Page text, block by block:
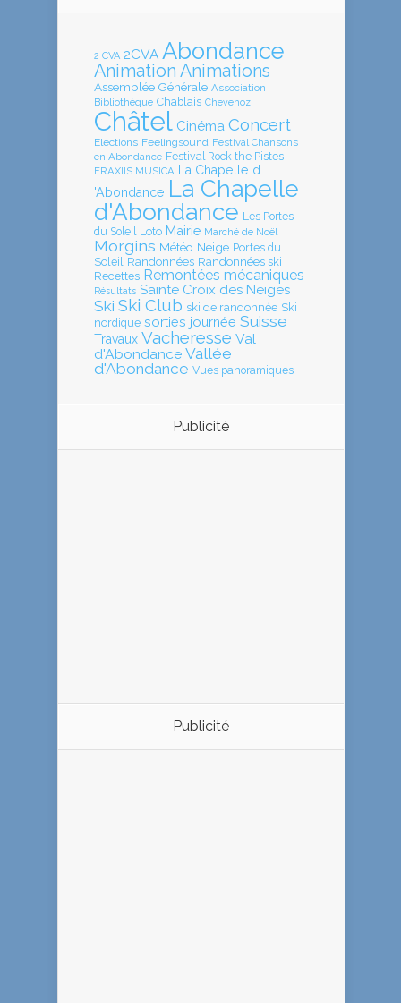
2 CVA 2CVA Abondance
Animation Animations
Assemblée Générale Association
Bibliothèque Chablais Chevenoz
Châtel Cinéma Concert
Elections Feelingsound Festival Chansons
en Abondance Festival Rock the Pistes
FRAXIIS MUSICA
La Chapelle d
'Abondance La Chapelle
d'Abondance Les Portes
du Soleil Loto Mairie Marché de Noël
Morgins Météo Neige Portes du
Soleil Randonnées Randonnées ski
Recettes Remontées mécaniques
Résultats Sainte Croix des Neiges
Ski Ski Club ski de randonnée Ski
nordique sorties journée Suisse
Travaux Vacheresse Val
d'Abondance Vallée
d'Abondance Vues panoramiques
Publicité
Publicité